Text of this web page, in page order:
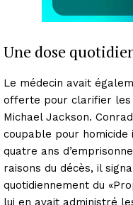
Une dose
Le médecin avait
offerte pour clarifier les
Michael Jackson.
coupable pour
quatre ans
raisons du décès, il
quotidiennement du
lui en avait administré